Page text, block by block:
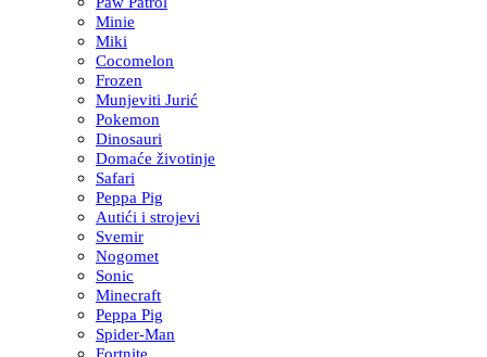
Minie
Miki
Cocomelon
Frozen
Munjeviti Jurić
Pokemon
Dinosauri
Domaće životinje
Safari
Peppa Pig
Autići i strojevi
Svemir
Nogomet
Sonic
Minecraft
Peppa Pig
Spider-Man
Fortnite